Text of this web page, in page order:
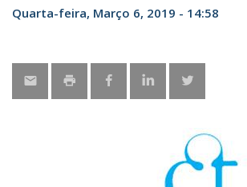
Quarta-feira, Março 6, 2019 - 14:58